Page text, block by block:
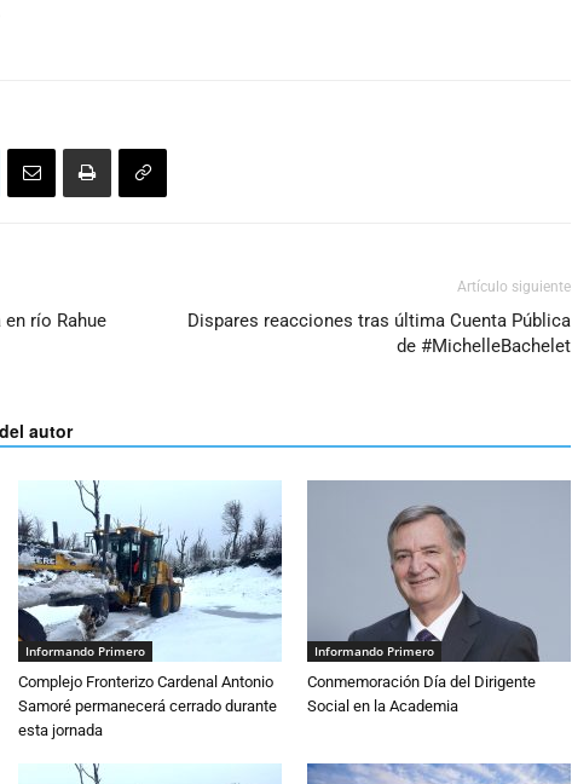
río Rahue
Artículo siguiente
Dispares reacciones tras última Cuenta Pública
de #MichelleBachelet
autor
Informando Primero
Complejo Fronterizo Cardenal Antonio
Samoré permanecerá cerrado durante
esta jornada
Informando Primero
Conmemoración Día del Dirigente
Social en la Academia